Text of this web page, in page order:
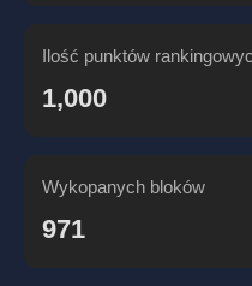
Ilość punktów
1,000
Wykopanych bloków
971